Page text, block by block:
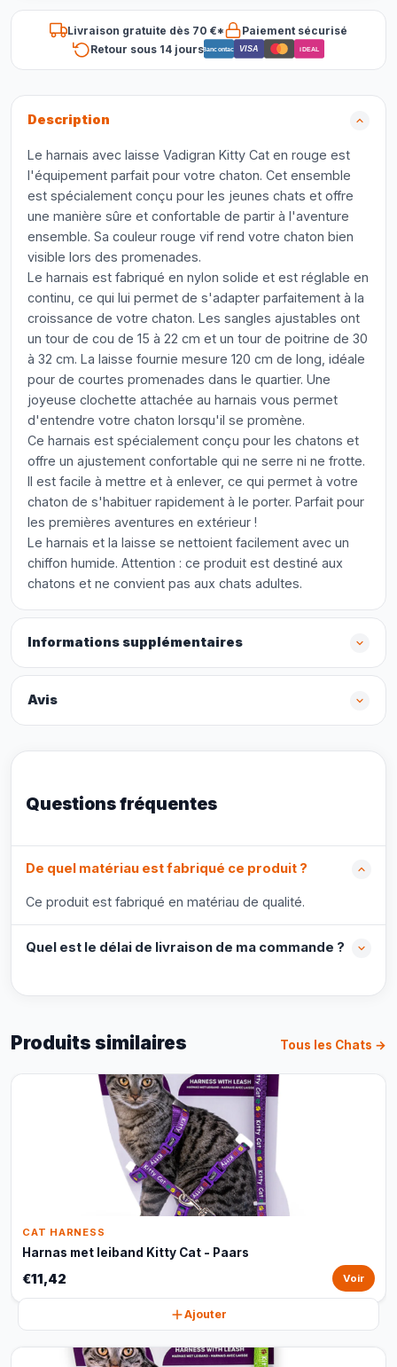
Livraison gratuite dès 70 €*
Paiement sécurisé
Retour sous 14 joursBancontact VISA iDEAL
Description
Le harnais avec laisse Vadigran Kitty Cat en rouge est
l'équipement parfait pour votre chaton. Cet ensemble
est spécialement conçu pour les jeunes chats et offre
une manière sûre et confortable de partir à l'aventure
ensemble. Sa couleur rouge vif rend votre chaton bien
visible lors des promenades.
Le harnais est fabriqué en nylon solide et est réglable en
continu, ce qui lui permet de s'adapter parfaitement à la
croissance de votre chaton. Les sangles ajustables ont
un tour de cou de 15 à 22 cm et un tour de poitrine de 30
à 32 cm. La laisse fournie mesure 120 cm de long, idéale
pour de courtes promenades dans le quartier. Une
joyeuse clochette attachée au harnais vous permet
d'entendre votre chaton lorsqu'il se promène.
Ce harnais est spécialement conçu pour les chatons et
offre un ajustement confortable qui ne serre ni ne frotte.
Il est facile à mettre et à enlever, ce qui permet à votre
chaton de s'habituer rapidement à le porter. Parfait pour
les premières aventures en extérieur !
Le harnais et la laisse se nettoient facilement avec un
chiffon humide. Attention : ce produit est destiné aux
chatons et ne convient pas aux chats adultes.
Informations supplémentaires
Avis
Questions fréquentes
De quel matériau est fabriqué ce produit ?
Ce produit est fabriqué en matériau de qualité.
Quel est le délai de livraison de ma commande ?
Produits similaires Tous les Chats →
CAT HARNESS
Harnas met leiband Kitty Cat - Paars
€11,42 Voir
Ajouter